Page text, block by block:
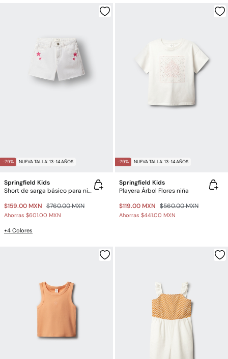
-79% NUEVA TALLA: 13-14 AÑOS
Springfield Kids
Short de sarga básico para niña
$159.00 MXN $760.00 MXN
Ahorras $601.00 MXN
+4 Colores
-79% NUEVA TALLA: 13-14 AÑOS
Springfield Kids
Playera Árbol Flores niña
$119.00 MXN $560.00 MXN
Ahorras $441.00 MXN